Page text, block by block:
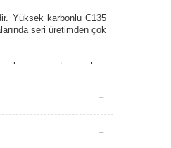
Yüksek karbonlu C135
seri üretimden çok
sap tasarımları,
kalite, prestij ve
istiyorsanız, Thiers